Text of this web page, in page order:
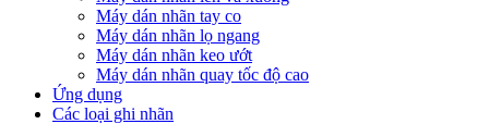
Máy dán nhãn tay co
Máy dán nhãn lọ ngang
Máy dán nhãn keo ướt
Máy dán nhãn quay tốc độ cao
Ứng dụng
Các loại ghi nhãn